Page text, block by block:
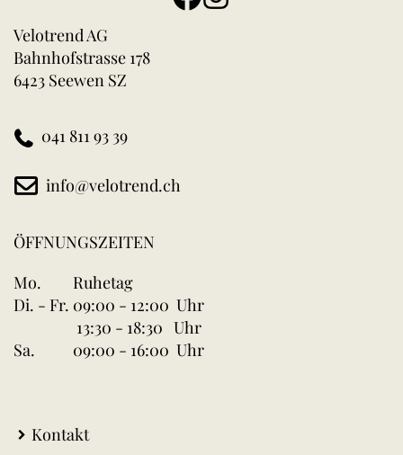
Velotrend AG
Bahnhofstrasse 178
6423 Seewen SZ
041 811 93 39
info@velotrend.ch
ÖFFNUNGSZEITEN
Mo.
Ruhetag
Di. - Fr. 09:00 - 12:00 Uhr
13:30 - 18:30 Uhr
Sa.
09:00 - 16:00 Uhr
Kontakt